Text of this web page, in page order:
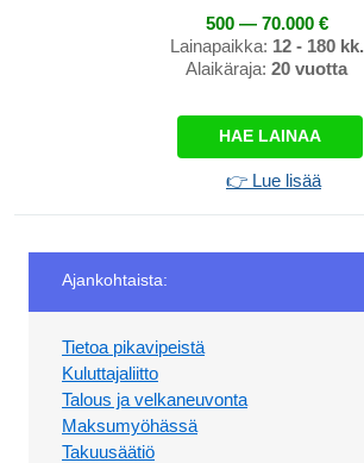
500 — 70.000 €
Lainapaikka: 12 - 180 kk.
Alaikäraja: 20 vuotta
HAE LAINAA
👉 Lue lisää
Ajankohtaista:
Tietoa pikavipeistä
Kuluttajaliitto
Talous ja velkaneuvonta
Maksumyöhässä
Takuusäätiö